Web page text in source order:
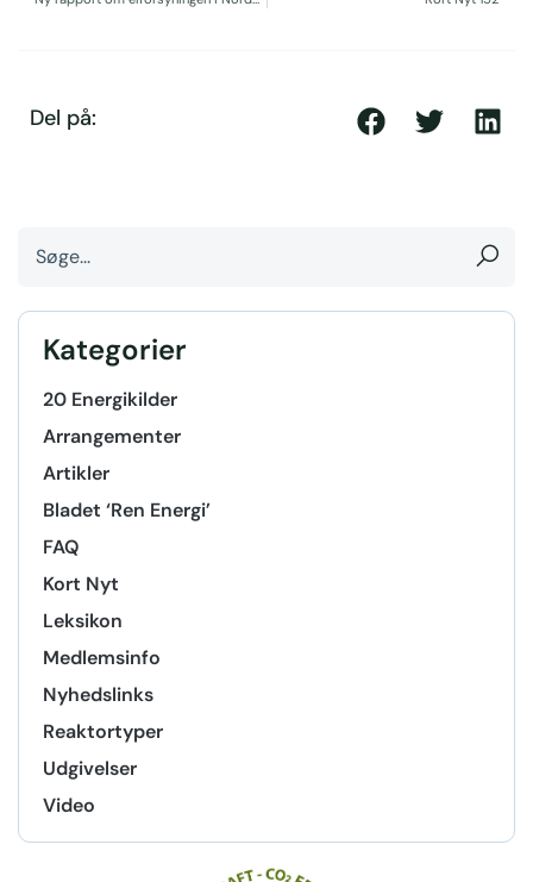
Del på:
Kategorier
20 Energikilder
Arrangementer
Artikler
Bladet ‘Ren Energi’
FAQ
Kort Nyt
Leksikon
Medlemsinfo
Nyhedslinks
Reaktortyper
Udgivelser
Video